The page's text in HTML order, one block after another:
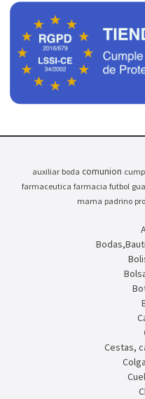
auxiliar boda comunion
farmaceutica farmacia futbol
mama padrino
Cestas,